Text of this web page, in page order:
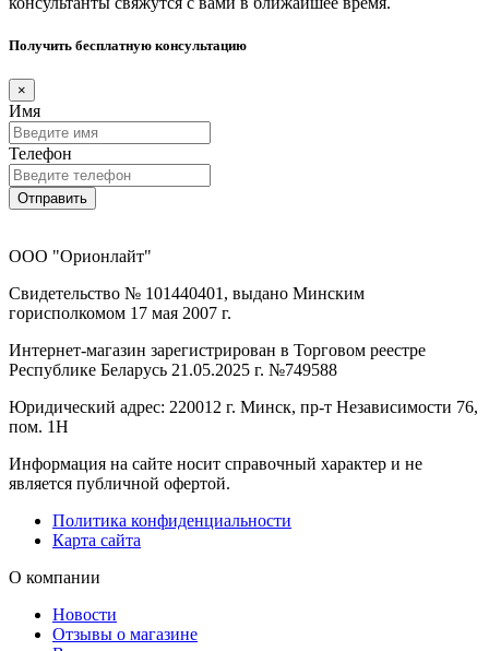
Получить бесплатную консультацию
×
Имя
Телефон
Отправить
ООО "Орионлайт"
Свидетельство № 101440401, выдано Минским
горисполкомом 17 мая 2007 г.
Интернет-магазин зарегистрирован в Торговом реестре
Республике Беларусь 21.05.2025 г. №749588
Юридический адрес: 220012 г. Минск, пр-т Независимости 76,
пом. 1Н
Информация на сайте носит справочный характер и не
является публичной офертой.
Политика конфиденциальности
Карта сайта
О компании
Новости
Отзывы о магазине